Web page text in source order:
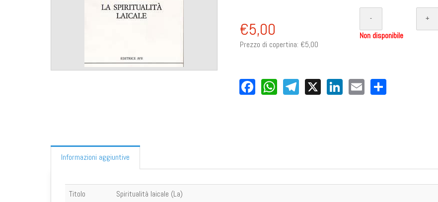
€5,00
Prezzo di copertina: €5,00
Non disponibile
Facebook
WhatsApp
Telegram
X LinkedIn
EmailShare
Informazioni aggiuntive
Titolo
Spiritualità laicale (La)